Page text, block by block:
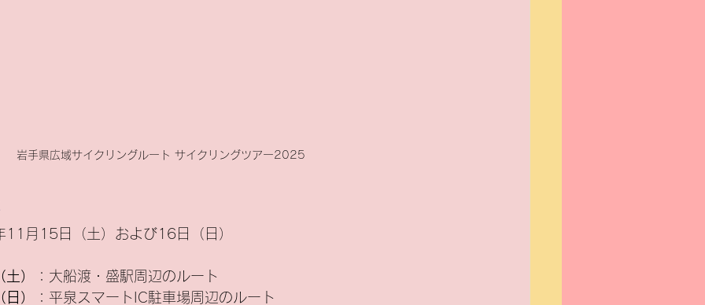
岩手県広域サイクリングルート サイクリングツアー2025
11月15日（土）および16日（日）
）
：大船渡・盛駅周辺のルート
）
：平泉スマートIC駐車場周辺のルート